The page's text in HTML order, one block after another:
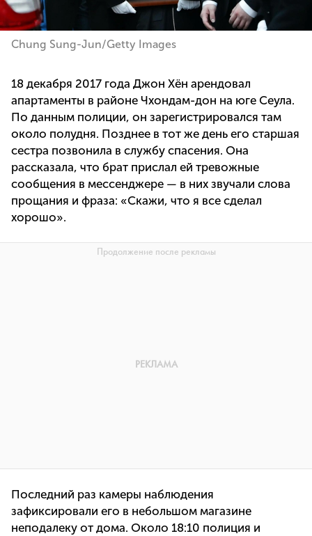
Chung Sung-Jun/Getty Images
18 декабря 2017 года Джон Хён арендовал
апартаменты в районе Чхондам-дон на юге Сеула.
По данным полиции, он зарегистрировался там
около полудня. Позднее в тот же день его старшая
сестра позвонила в службу спасения. Она
рассказала, что брат прислал ей тревожные
сообщения в мессенджере — в них звучали слова
прощания и фраза: «Скажи, что я все сделал
хорошо».
Последний раз камеры наблюдения
зафиксировали его в небольшом магазине
неподалеку от дома. Около 18:10 полиция и